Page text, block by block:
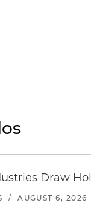
Draw
/ AUGUST 6, 2026